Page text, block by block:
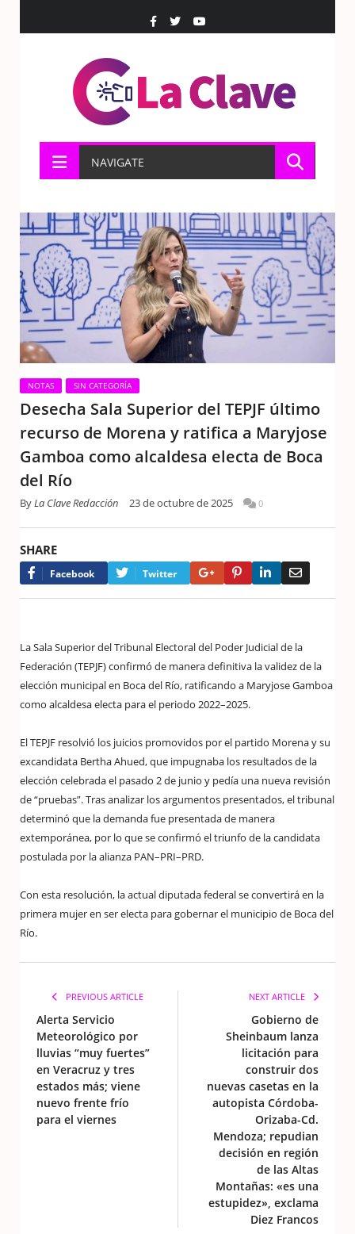
NAVIGATE
NOTAS SIN CATEGORÍA
Desecha Sala Superior del TEPJF último
recurso de Morena y ratifica a Maryjose
Gamboa como alcaldesa electa de Boca
del Río
ByLa Clave Redacción 23 de octubre de 2025 0
SHARE
Facebook Twitter Google+PinterestLinkedIn
La Sala Superior del Tribunal Electoral del Poder Judicial de la
Federación (TEPJF) confirmó de manera definitiva la validez de la
elección municipal en Boca del Río, ratificando a Maryjose Gamboa
como alcaldesa electa para el periodo 2022–2025.
El TEPJF resolvió los juicios promovidos por el partido Morena y su
excandidata Bertha Ahued, que impugnaba los resultados de la
elección celebrada el pasado 2 de junio y pedía una nueva revisión
de “pruebas”. Tras analizar los argumentos presentados, el tribunal
determinó que la demanda fue presentada de manera
extemporánea, por lo que se confirmó el triunfo de la candidata
postulada por la alianza PAN–PRI–PRD.
Con esta resolución, la actual diputada federal se convertirá en la
primera mujer en ser electa para gobernar el municipio de Boca del
Río.
PREVIOUS ARTICLE
Alerta Servicio
Meteorológico por
lluvias “muy fuertes”
en Veracruz y tres
estados más; viene
nuevo frente frío
para el viernes
NEXT ARTICLE
Gobierno de
Sheinbaum lanza
licitación para
construir dos
nuevas casetas en la
autopista Córdoba-
Orizaba-Cd.
Mendoza; repudian
decisión en región
de las Altas
Montañas: «es una
estupidez», exclama
Diez Francos